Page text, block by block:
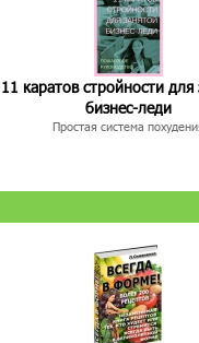
11 каратов стройности для
бизнес-леди
Простая система